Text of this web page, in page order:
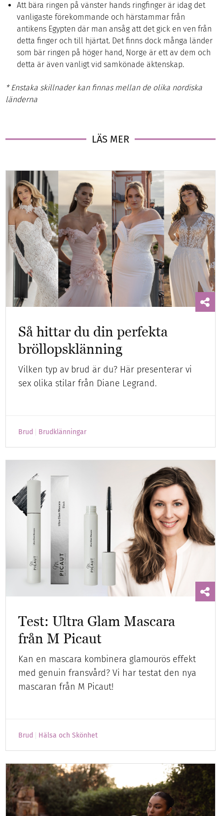
Att bära ringen på vänster hands ringfinger är idag det
vanligaste förekommande och härstammar från
antikens Egypten där man ansåg att det gick en ven från
detta finger och till hjärtat. Det finns dock många länder
som bär ringen på höger hand, Norge är ett av dem och
detta är även vanligt vid samkönade äktenskap.
* Enstaka skillnader kan finnas mellan de olika nordiska
länderna
LÄS MER
Så hittar du din perfekta
bröllopsklänning
Vilken typ av brud är du? Här presenterar vi
sex olika stilar från Diane Legrand.
Brud Brudklänningar
Test: Ultra Glam Mascara
från M Picaut
Kan en mascara kombinera glamourös effekt
med genuin fransvård? Vi har testat den nya
mascaran från M Picaut!
Brud Hälsa och Skönhet